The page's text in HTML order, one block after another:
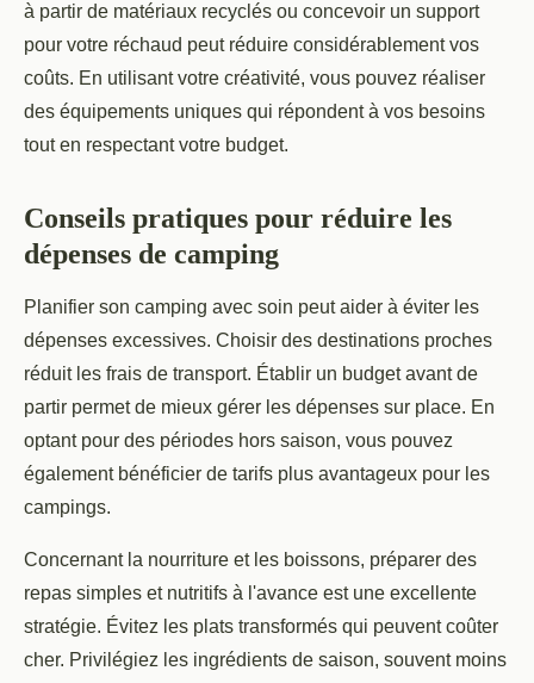
à partir de matériaux recyclés ou concevoir un support
pour votre réchaud peut réduire considérablement vos
coûts. En utilisant votre créativité, vous pouvez réaliser
des équipements uniques qui répondent à vos besoins
tout en respectant votre budget.
Conseils pratiques pour réduire les
dépenses de camping
Planifier son camping avec soin peut aider à éviter les
dépenses excessives. Choisir des destinations proches
réduit les frais de transport. Établir un budget avant de
partir permet de mieux gérer les dépenses sur place. En
optant pour des périodes hors saison, vous pouvez
également bénéficier de tarifs plus avantageux pour les
campings.
Concernant la nourriture et les boissons, préparer des
repas simples et nutritifs à l'avance est une excellente
stratégie. Évitez les plats transformés qui peuvent coûter
cher. Privilégiez les ingrédients de saison, souvent moins